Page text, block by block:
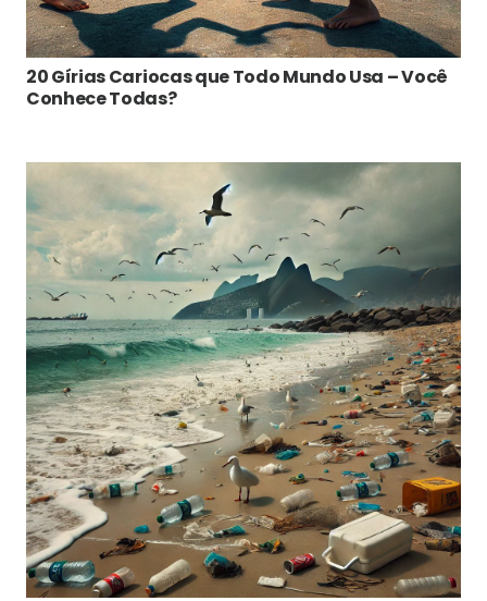
20 Gírias Cariocas que Todo Mundo Usa – Você
Conhece Todas?